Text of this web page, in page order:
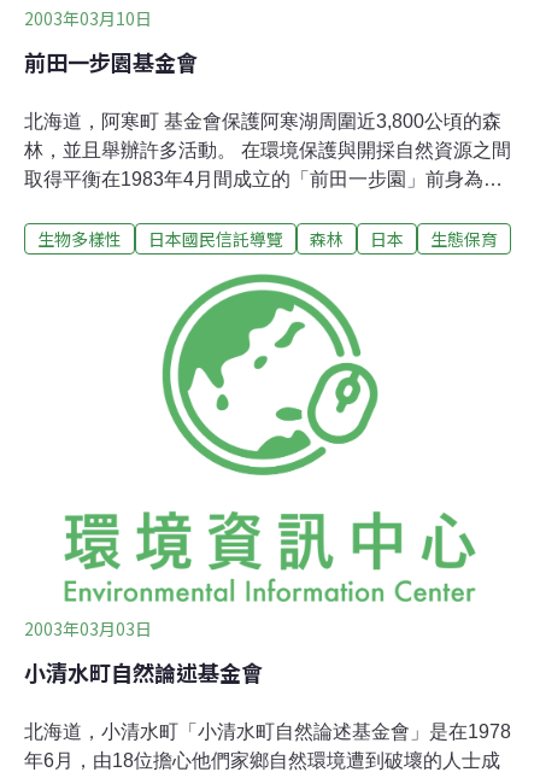
2003年03月10日
前田一步園基金會
北海道，阿寒町 基金會保護阿寒湖周圍近3,800公頃的森
林，並且舉辦許多活動。 在環境保護與開採自然資源之間
取得平衡在1983年4月間成立的「前田一步園」前身為阿
田正名來自在薩摩區的封建領地（現在的鹿兒島縣轄
綠茶和紡織品等工業的現代化，這些產業源起於日本，發
展成為外銷的核心。他同時也在全日本不同的地區經營了
許多農地和森林，將每一個企業經營命名為「一步園」，
意思是「每件事的第一步是很重要的。」基金會的活動可
以分為兩種類型。第一個森林管理計劃是永久保護3,800公
頃的林地，使其恢復為人類開發前的原始森林。另一部分
是對保護自然環境相關的各式努力。透過這些努力，基金
平衡。
生物多樣性 日本國民信託導覽 森林 日本 生態保育
2003年03月03日
小清水町自然論述基金會
北海道，小清水町「小清水町自然論述基金會」是在1978
年6月，由18位擔心他們家鄉自然環境遭到破壞的人士成